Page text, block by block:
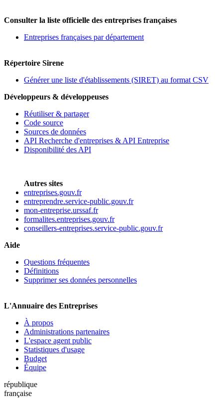
Consulter la liste officielle des entreprises françaises
Entreprises françaises par département
Répertoire Sirene
Générer une liste d'établissements (SIRET) au format CSV
Développeurs & développeuses
Réutiliser & partager
Code source
Sources de données
API Recherche d'entreprises & API Entreprise
Disponibilité des API
Autres sites
entreprises.gouv.fr
entreprendre.service-public.gouv.fr
mon-entreprise.urssaf.fr
formalites.entreprises.gouv.fr
conseillers-entreprises.service-public.gouv.fr
Aide
Questions fréquentes
Définitions
Supprimer ses données personnelles
L'Annuaire des Entreprises
À propos
Administrations partenaires
L'espace agent public
Statistiques d'usage
Budget
Équipe
république
française